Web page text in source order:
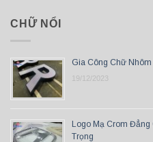
CHỮ NỔI
Gia Công Chữ
19/12/2023
Logo Mạ Crom Đẳng
Trọng